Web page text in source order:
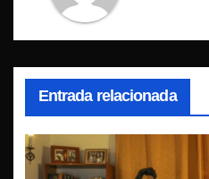
Entrada relacionada